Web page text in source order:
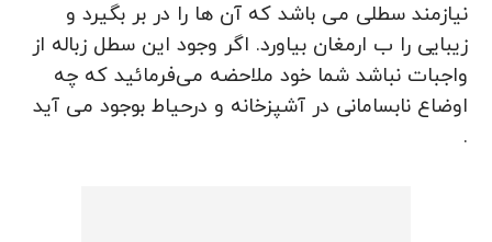
نیازمند سطلی می باشد که آن ها را در بر بگیرد و
زیبایی را ب ارمغان بیاورد. اگر وجود این سطل زباله از
واجبات نباشد شما خود ملاحضه می‌فرمائید که چه
اوضاع نابسامانی در آشپزخانه و درحیاط بوجود می آید
.